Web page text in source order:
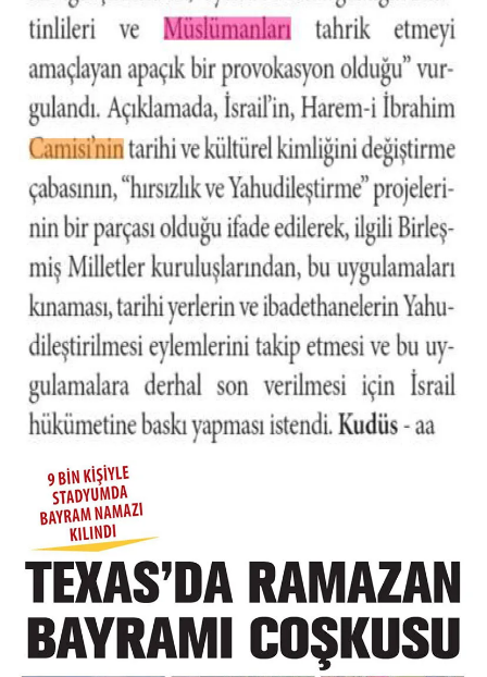
Kırıkkale Müftülüğü
Kırklareli Müftülüğü
Kırşehir Müftülüğü
Kocaeli Müftülüğü
Konya Müftülüğü
Kütahya Müftülüğü
Malatya Müftülüğü
Manisa Müftülüğü
Mersin Müftülüğü
Muğla Müftülüğü
Muş Müftülüğü